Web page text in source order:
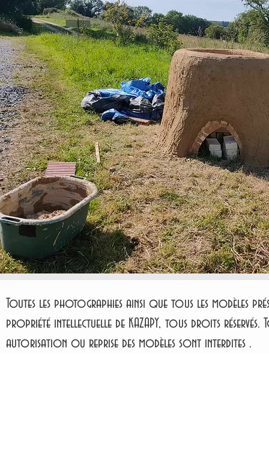
Toutes les photographies ainsi que tous les modèles
propriété intellectuelle de KAZAPY, tous droits réservés.
autorisation ou reprise des modèles sont interdites .